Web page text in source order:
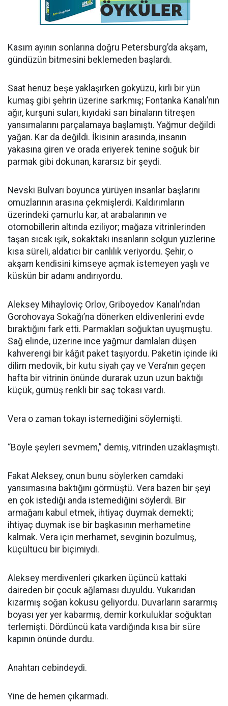
Kasım ayının sonlarına doğru Petersburg’da akşam,
gündüzün bitmesini beklemeden başlardı.
Saat henüz beşe yaklaşırken gökyüzü, kirli bir yün
kumaş gibi şehrin üzerine sarkmış; Fontanka Kanalı’nın
ağır, kurşuni suları, kıyıdaki sarı binaların titreşen
yansımalarını parçalamaya başlamıştı. Yağmur değildi
yağan. Kar da değildi. İkisinin arasında, insanın
yakasına giren ve orada eriyerek tenine soğuk bir
parmak gibi dokunan, kararsız bir şeydi.
Nevski Bulvarı boyunca yürüyen insanlar başlarını
omuzlarının arasına çekmişlerdi. Kaldırımların
üzerindeki çamurlu kar, at arabalarının ve
otomobillerin altında eziliyor; mağaza vitrinlerinden
taşan sıcak ışık, sokaktaki insanların solgun yüzlerine
kısa süreli, aldatıcı bir canlılık veriyordu. Şehir, o
akşam kendisini kimseye açmak istemeyen yaşlı ve
küskün bir adamı andırıyordu.
Aleksey Mihayloviç Orlov, Griboyedov Kanalı’ndan
Gorohovaya Sokağı’na dönerken eldivenlerini evde
bıraktığını fark etti. Parmakları soğuktan uyuşmuştu.
Sağ elinde, üzerine ince yağmur damlaları düşen
kahverengi bir kâğıt paket taşıyordu. Paketin içinde iki
dilim medovik, bir kutu siyah çay ve Vera’nın geçen
hafta bir vitrinin önünde durarak uzun uzun baktığı
küçük, gümüş renkli bir saç tokası vardı.
Vera o zaman tokayı istemediğini söylemişti.
“Böyle şeyleri sevmem,” demiş, vitrinden uzaklaşmıştı.
Fakat Aleksey, onun bunu söylerken camdaki
yansımasına baktığını görmüştü. Vera bazen bir şeyi
en çok istediği anda istemediğini söylerdi. Bir
armağanı kabul etmek, ihtiyaç duymak demekti;
ihtiyaç duymak ise bir başkasının merhametine
kalmak. Vera için merhamet, sevginin bozulmuş,
küçültücü bir biçimiydi.
Aleksey merdivenleri çıkarken üçüncü kattaki
daireden bir çocuk ağlaması duyuldu. Yukarıdan
kızarmış soğan kokusu geliyordu. Duvarların sararmış
boyası yer yer kabarmış, demir korkuluklar soğuktan
terlemişti. Dördüncü kata vardığında kısa bir süre
kapının önünde durdu.
Anahtarı cebindeydi.
Yine de hemen çıkarmadı.